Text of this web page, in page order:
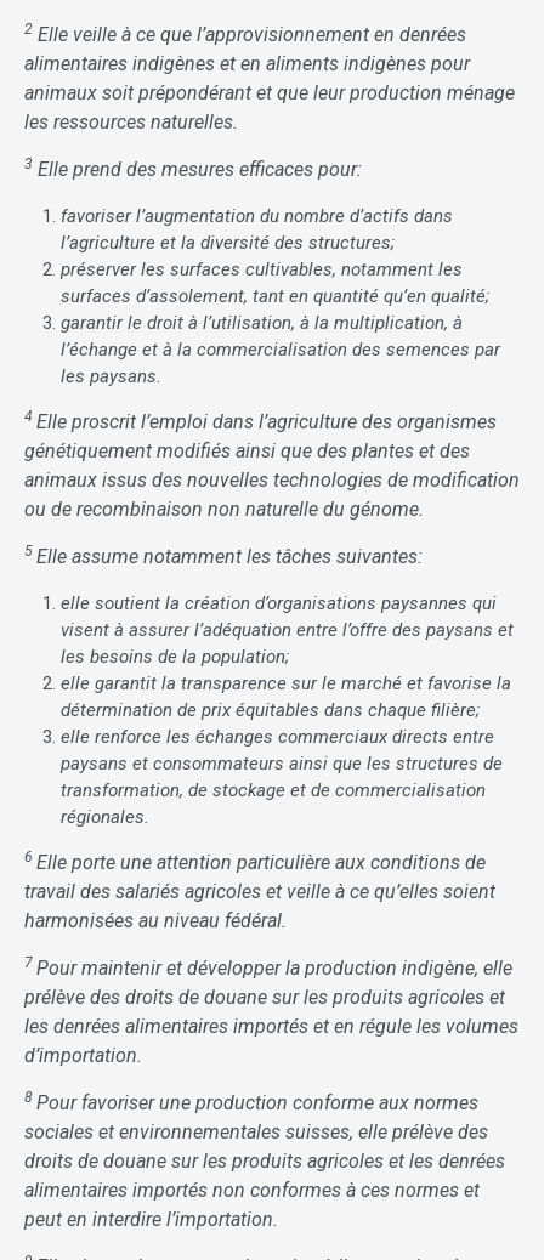
2 Elle veille à ce que l’approvisionnement en denrées
alimentaires indigènes et en aliments indigènes pour
animaux soit prépondérant et que leur production ménage
les ressources naturelles.
3 Elle prend des mesures efficaces pour:
favoriser l’augmentation du nombre d’actifs dans
l’agriculture et la diversité des structures;
préserver les surfaces cultivables, notamment les
surfaces d’assolement, tant en quantité qu’en qualité;
garantir le droit à l’utilisation, à la multiplication, à
l’échange et à la commercialisation des semences par
les paysans.
4 Elle proscrit l’emploi dans l’agriculture des organismes
génétiquement modifiés ainsi que des plantes et des
animaux issus des nouvelles technologies de modification
ou de recombinaison non naturelle du génome.
5 Elle assume notamment les tâches suivantes:
elle soutient la création d’organisations paysannes qui
visent à assurer l’adéquation entre l’offre des paysans et
les besoins de la population;
elle garantit la transparence sur le marché et favorise la
détermination de prix équitables dans chaque filière;
elle renforce les échanges commerciaux directs entre
paysans et consommateurs ainsi que les structures de
transformation, de stockage et de commercialisation
régionales.
6 Elle porte une attention particulière aux conditions de
travail des salariés agricoles et veille à ce qu’elles soient
harmonisées au niveau fédéral.
7 Pour maintenir et développer la production indigène, elle
prélève des droits de douane sur les produits agricoles et
les denrées alimentaires importés et en régule les volumes
d’importation.
8 Pour favoriser une production conforme aux normes
sociales et environnementales suisses, elle prélève des
droits de douane sur les produits agricoles et les denrées
alimentaires importés non conformes à ces normes et
peut en interdire l’importation.